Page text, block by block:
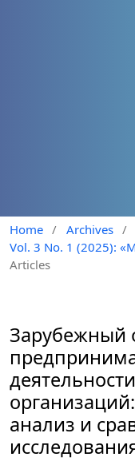
Home / Archives /
Vol. 3 No. 1 (2025):
Articles
Зарубежный
анализ и